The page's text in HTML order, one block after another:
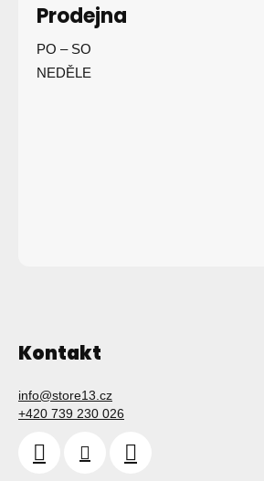
Prodejna
PO – SO
NEDĚLE
Kontakt
info@store13.cz
+420 739 230 026